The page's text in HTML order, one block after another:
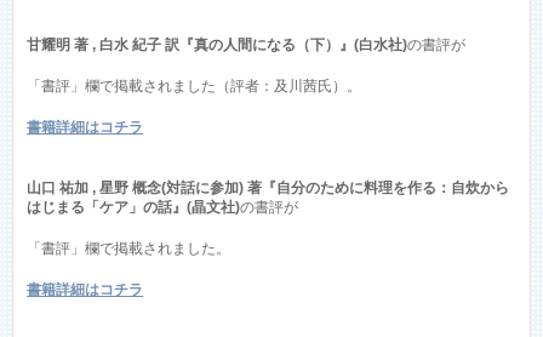
甘耀明 著 , 白水 紀子 訳『真の人間になる（下）』(白水社)の書評が
「書評」欄で掲載されました（評者：及川茜氏）。
書籍詳細はコチラ
山口 祐加 , 星野 概念(対話に参加) 著『自分のために料理を作る：自炊から
はじまる「ケア」の話』(晶文社)の書評が
「書評」欄で掲載されました。
書籍詳細はコチラ